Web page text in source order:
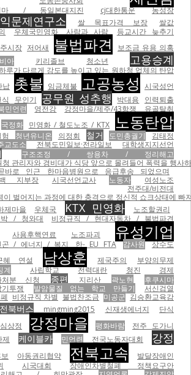
/ 동일본대지진 cj대한통운 농성장
문제연구소 쌀 목표가격 보장
쌀값
우체국민영화 사람과 사람
등교시간 늦추기
시장 저어새 불법파견
보조금 유용 의혹
아 키리졸브 청소년 고용승계
루가 다르게 강도를 높이고 있는 원하청 업체의 탄압
납 촛불 임금체불 고공농성 시국성언
무인기 공무원 성추행 박대용
인력퇴출
민언련 영전강 강정마을/제주/43항쟁
유골탈취
국정화 민영화 / 철도노조 / KTX 노동탄압
청년유니온 의정회 철거 도민총궐기
김태정
교도소 전북도민일보·전라일보
대학생지지선언
구조조정 / 쌍용차 / 정리해고
청 관리자와 경비대가 식당 앞으로 몰려들어 폭력을 행
바로 인근 한마음병원으로 응급후송 되었으며
지부장 시국선언교사 노동자
여성노조
전주대/비전대
이 벌어지는 과정에 대한 충격으로 정신적 쇼크상태에 빠
제마을 우체국 KTX 민영화
노조할권리
박 / 청와대
비정규직 / 현대자동차 / 불법파견
사용후핵연료 노조파괴 유성기업
곤 / 에너지 / 복지 한- EU FTA 감사원
상수도
혜 연설 남상훈 제국주의
부양의무제
계 사립학교 전력대란 청진
경제
분 신청
종편 지리산 곽노현
후쿠시마
기투쟁 발암물질 없는 학교 만들기
서신검열
비정규직 차별 불법찬조금 미공군 김승환교육감
전북버스 mingming2015 신재생에너지 단식
심상정 강정마을 평화바람
전주 도가니
제 케이블카 민언련 전국노동자대회 강정
아동권리협약 전북고속
발달장애인
시국대회
장애인차별철폐 정책요구안